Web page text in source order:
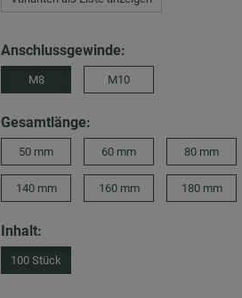
Anschlussgewinde:
M8 M10
Gesamtlänge:
50 mm 60 mm 80 mm
140 mm 160 mm 180 mm
Inhalt:
100 Stück